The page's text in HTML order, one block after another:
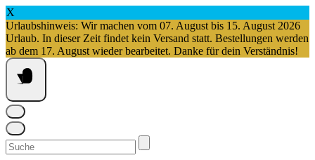
X
Urlaubshinweis: Wir machen vom 07. August bis 15. August 2026
Urlaub. In dieser Zeit findet kein Versand statt. Bestellungen werden
ab dem 17. August wieder bearbeitet. Danke für dein Verständnis!
Springe
zum
Inhalt
Suchen
nach: